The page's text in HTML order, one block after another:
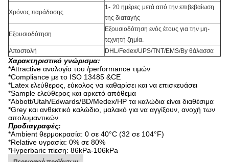
Χρόνος παράδοσης
1- 20 ημέρες μετά από την επιβεβαίωση
της διαταγής
Εξουσιοδότηση
Εξουσιοδότηση ενός έτους για την μη-
τεχνητή ζημία.
Αποστολή
DHL/Fedex/UPS/TNT/EMS/By θάλασσα
Χαρακτηριστικό γνώρισμα:
*Attractive αναλογία του /performance τιμών
*Compliance με το ISO 13485 &CE
*Latex ελεύθερος, εύκολος να καθαρίσει και να επισκευάσει
*Sample ελεύθερος και αρκετό απόθεμα
*Abbott/Utah/Edwards/BD/Medex/HP τα καλώδια είναι διαθέσιμα
*Grey και ανθεκτικό καλώδιο, μαλακό για να αγγίξουν, ανοχή των
απολυμαντικών
Προδιαγραφές:
*Ambient θερμοκρασία: 0 σε 40°C (32 σε 104°F)
*Relative υγρασία: 0% σε 80%
*Hyperbaric πίεση: 86kPa-106kPa